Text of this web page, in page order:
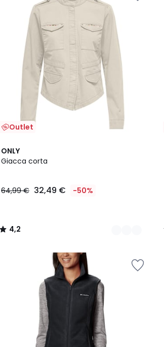
Outlet
ONLY
Giacca corta
64,99 € 32,49 € -50%
4,2
/ 5
2
Colori
4,2
/